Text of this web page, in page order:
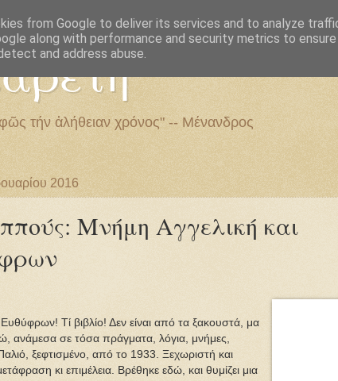
τήν ἀλήθειαν χρόνος" -- Μένανδρος
2016
Μνήμη Αγγελική και
Τί βιβλίο! Δεν είναι από τα ξακουστά, μα
ανάμεσα σε τόσα πράγματα, λόγια, μνήμες,
ξεφτισμένο, από το 1933. Ξεχωριστή και
κι επιμέλεια. Βρέθηκε εδώ, και θυμίζει μια
from Google to deliver its services and to analyze
along with performance and security metrics to
and address abuse.